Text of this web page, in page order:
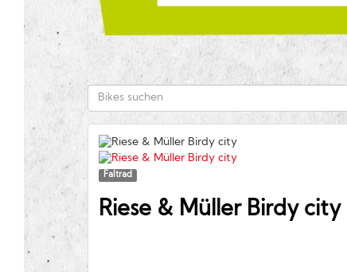
Faltrad
Riese & MüllerBirdy city